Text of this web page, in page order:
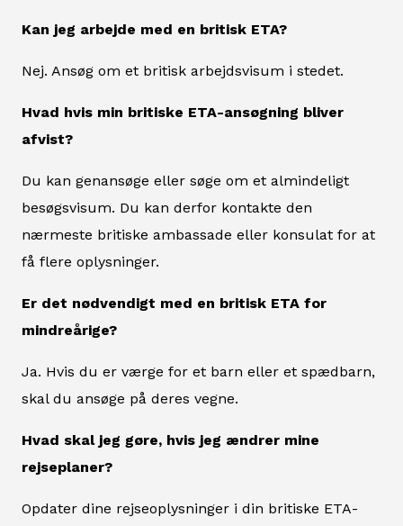
Kan jeg arbejde med en britisk ETA?
Nej. Ansøg om et britisk arbejdsvisum i stedet.
Hvad hvis min britiske ETA-ansøgning bliver
afvist?
Du kan genansøge eller søge om et almindeligt
besøgsvisum. Du kan derfor kontakte den
nærmeste britiske ambassade eller konsulat for at
få flere oplysninger.
Er det nødvendigt med en britisk ETA for
mindreårige?
Ja. Hvis du er værge for et barn eller et spædbarn,
skal du ansøge på deres vegne.
Hvad skal jeg gøre, hvis jeg ændrer mine
rejseplaner?
Opdater dine rejseoplysninger i din britiske ETA-